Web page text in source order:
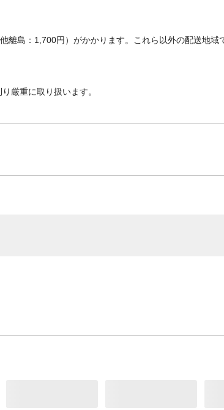
離島：1,700円）がかかります。これら以外の配送地域
厳重に取り扱います。